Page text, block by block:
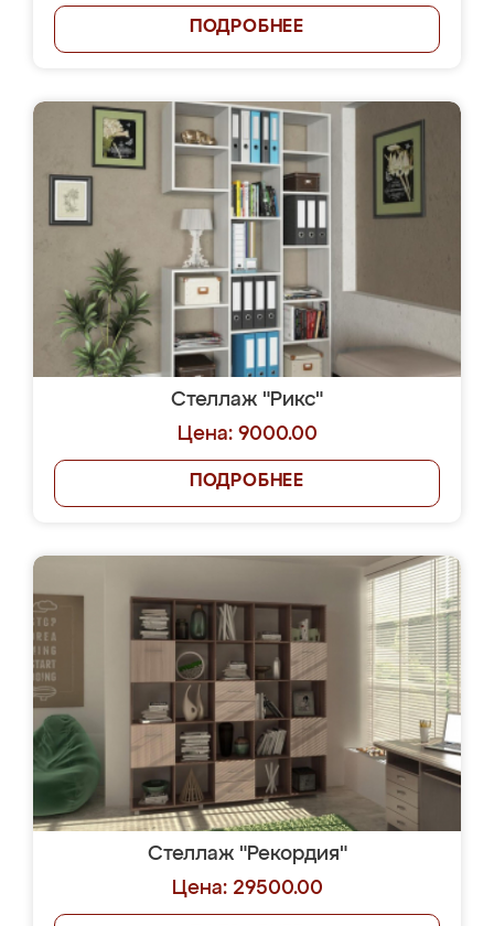
ПОДРОБНЕЕ
Стеллаж "Рикс"
Цена: 9000.00
ПОДРОБНЕЕ
Стеллаж "Рекордия"
Цена: 29500.00